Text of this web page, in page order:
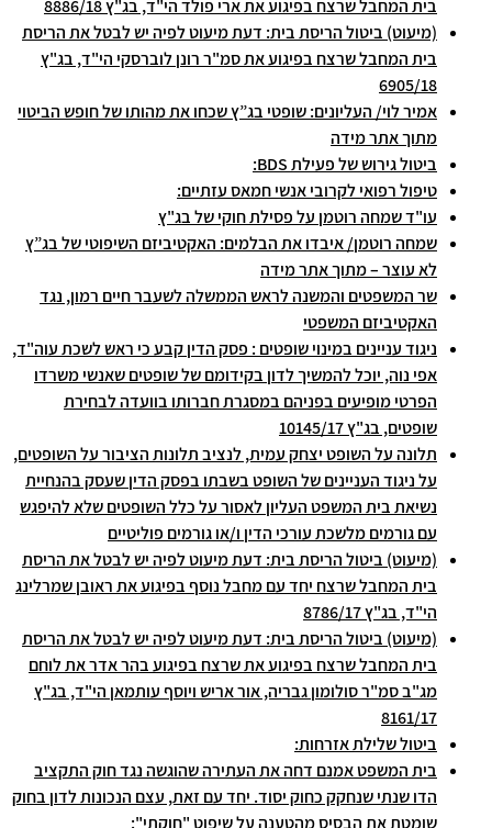
בית המחבל שרצח בפיגוע את ארי פולד הי"ד, בג"ץ 8886/18
(מיעוט) ביטול הריסת בית: דעת מיעוט לפיה יש לבטל את הריסת
בית המחבל שרצח בפיגוע את סמ"ר רונן לוברסקי הי"ד, בג"ץ
6905/18
אמיר לוי/ העליונים: שופטי בג”ץ שכחו את מהותו של חופש הביטוי
מתוך אתר מידה
ביטול גירוש של פעילת BDS:
טיפול רפואי לקרובי אנשי חמאס עזתיים:
עו"ד שמחה רוטמן על פסילת חוקי של בג"ץ
שמחה רוטמן/ איבדו את הבלמים: האקטיביזם השיפוטי של בג”ץ
לא עוצר – מתוך אתר מידה
שר המשפטים והמשנה לראש הממשלה לשעבר חיים רמון, נגד
האקטיביזם המשפטי
ניגוד עניינים במינוי שופטים : פסק הדין קבע כי ראש לשכת עוה"ד,
אפי נוה, יוכל להמשיך לדון בקידומם של שופטים שאנשי משרדו
הפרטי מופיעים בפניהם במסגרת חברותו בוועדה לבחירת
שופטים, בג"ץ 10145/17
תלונה על השופט יצחק עמית, לנציב תלונות הציבור על השופטים,
על ניגוד העניינים של השופט בשבתו בפסק הדין שעסק בהנחיית
נשיאת בית המשפט העליון לאסור על כלל השופטים שלא להיפגש
עם גורמים מלשכת עורכי הדין ו/או גורמים פוליטיים
(מיעוט) ביטול הריסת בית: דעת מיעוט לפיה יש לבטל את הריסת
בית המחבל שרצח יחד עם מחבל נוסף בפיגוע את ראובן שמרלינג
הי"ד, בג"ץ 8786/17
(מיעוט) ביטול הריסת בית: דעת מיעוט לפיה יש לבטל את הריסת
בית המחבל שרצח בפיגוע את שרצח בפיגוע בהר אדר את לוחם
מג"ב סמ"ר סולומון גבריה, אור אריש ויוסף עותמאן הי"ד, בג"ץ
8161/17
ביטול שלילת אזרחות:
בית המשפט אמנם דחה את העתירה שהוגשה נגד חוק התקציב
הדו שנתי שנחקק כחוק יסוד. יחד עם זאת, עצם הנכונות לדון בחוק
שומטת את הבסיס מהטענה על שיפוט "חוקתי":